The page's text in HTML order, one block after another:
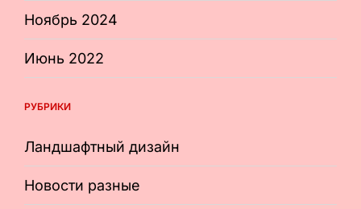
Ноябрь 2024
Июнь 2022
РУБРИКИ
Ландшафтный дизайн
Новости разные